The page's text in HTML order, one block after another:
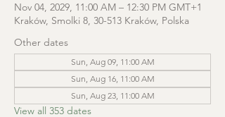
Nov 04, 2029, 11:00 AM – 12:30 PM GMT+1
Kraków, Smolki 8, 30-513 Kraków, Polska
Other dates
Sun, Aug 09, 11:00 AM
Sun, Aug 16, 11:00 AM
Sun, Aug 23, 11:00 AM
View all 353 dates